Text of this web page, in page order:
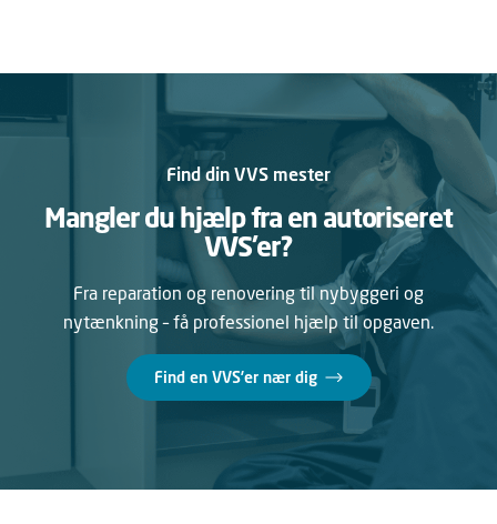
Find din VVS mester
Mangler du hjælp fra en autoriseret
VVS’er?
Fra reparation og renovering til nybyggeri og
nytænkning – få professionel hjælp til opgaven.
Find en VVS’er nær dig